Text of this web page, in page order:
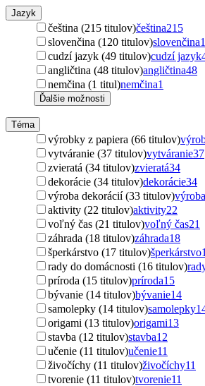
Jazyk
čeština (215 titulov)čeština215
slovenčina (120 titulov)slovenčina
cudzí jazyk (49 titulov)cudzí jazyk
angličtina (48 titulov)angličtina48
nemčina (1 titul)nemčina1
Ďalšie možnosti
Téma
výrobky z papiera (66 titulov)
vytváranie (37 titulov)vytváranie37
zvieratá (34 titulov)zvieratá34
dekorácie (34 titulov)dekorácie34
výroba dekorácií (33 titulov)
aktivity (22 titulov)aktivity22
voľný čas (21 titulov)voľný čas21
záhrada (18 titulov)záhrada18
šperkárstvo (17 titulov)šperkárstvo
rady do domácnosti (16 titulov)
príroda (15 titulov)príroda15
bývanie (14 titulov)bývanie14
samolepky (14 titulov)samolepky
origami (13 titulov)origami13
stavba (12 titulov)stavba12
učenie (11 titulov)učenie11
živočíchy (11 titulov)živočíchy11
tvorenie (11 titulov)tvorenie11